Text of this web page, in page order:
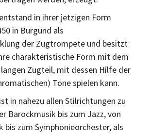
in ihrer jetzigen Form
in Burgund als
der Zugtrompete und besitzt
charakteristische Form mit dem
Zugteil, mit dessen Hilfe der
Töne spielen kann.
in nahezu allen Stilrichtungen zu
Barockmusik bis zum Jazz, von
bis zum Symphonieorchester, als